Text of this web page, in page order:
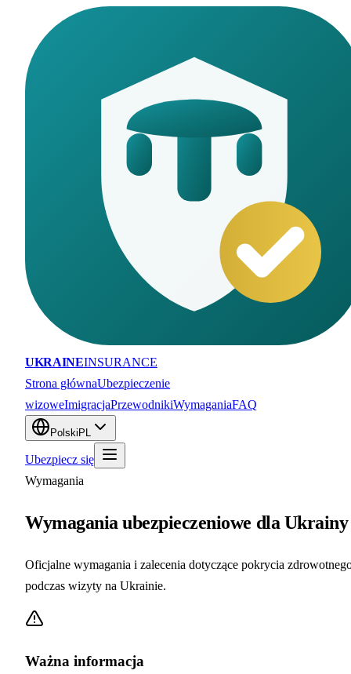
UKRAINEINSURANCE
Strona głównaUbezpieczenie
wizoweImigracjaPrzewodnikiWymaganiaFAQ
Polski PL
Ubezpiecz się
Wymagania
Wymagania ubezpieczeniowe dla Ukrainy
Oficjalne wymagania i zalecenia dotyczące pokrycia
podczas wizyty na Ukrainie.
Ważna informacja